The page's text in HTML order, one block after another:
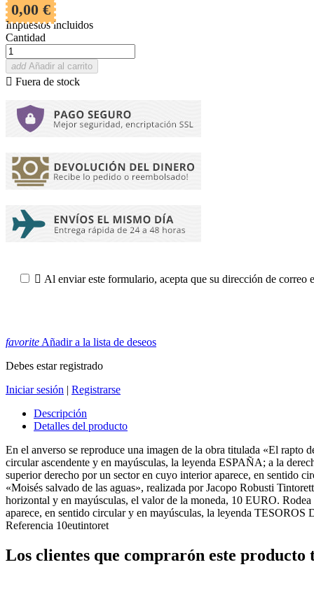
0,00 €
Impuestos incluidos
Cantidad
add Añadir al carrito
 Fuera de stock
 Al enviar este formulario, acepta que su dirección de
favorite Añadir a la lista de deseos
Debes estar registrado
Iniciar sesión | Registrarse
Descripción
Detalles del producto
En el anverso se reproduce una imagen de la obra titulada «El
circular ascendente y en mayúsculas, la leyenda ESPAÑA; a la
superior derecho por un sector en cuyo interior aparece, en sentido
«Moisés salvado de las aguas», realizada por Jacopo Robusti
horizontal y en mayúsculas, el valor de la moneda, 10 EURO.
aparece, en sentido circular y en mayúsculas, la leyenda
Referencia 10eutintoret
Los clientes que comprarón este